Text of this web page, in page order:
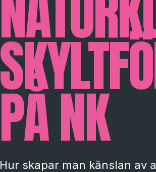
PÅ NK
Hur skapar man känslan av